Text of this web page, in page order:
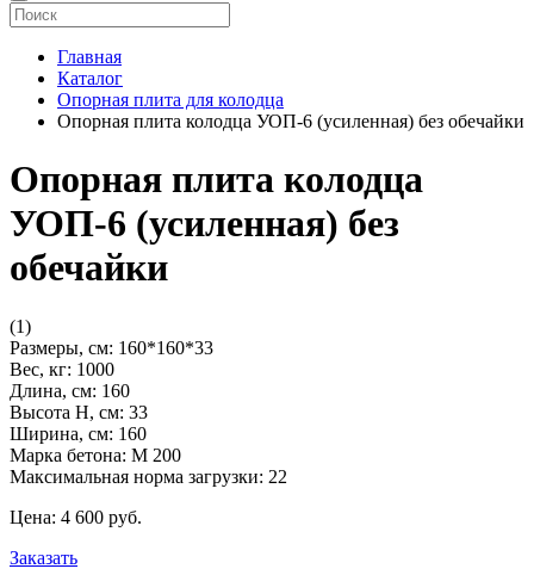
Главная
Каталог
Опорная плита для колодца
Опорная плита колодца УОП-6 (усиленная) без обечайки
Опорная плита колодца
УОП-6 (усиленная) без
обечайки
(1)
Размеры, см: 160*160*33
Вес, кг: 1000
Длина, см: 160
Высота H, см: 33
Ширина, см: 160
Марка бетона: М 200
Максимальная норма загрузки: 22
Цена: 4 600 pуб.
Заказать